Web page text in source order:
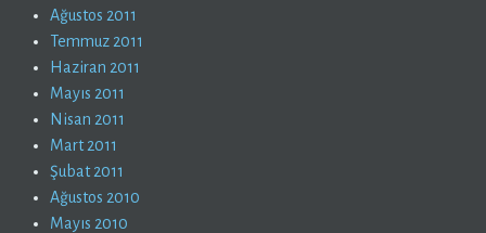
Ağustos 2011
Temmuz 2011
Haziran 2011
Mayıs 2011
Nisan 2011
Mart 2011
Şubat 2011
Ağustos 2010
Mayıs 2010